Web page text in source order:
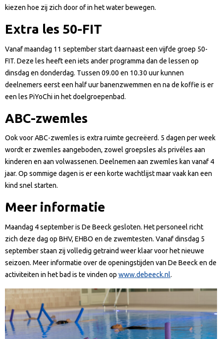
kiezen hoe zij zich door of in het water bewegen.
Extra les 50-FIT
Vanaf maandag 11 september start daarnaast een vijfde groep 50-
FIT. Deze les heeft een iets ander programma dan de lessen op
dinsdag en donderdag. Tussen 09.00 en 10.30 uur kunnen
deelnemers eerst een half uur banenzwemmen en na de koffie is er
een les PiYoChi in het doelgroepenbad.
ABC-zwemles
Ook voor ABC-zwemles is extra ruimte gecreëerd. 5 dagen per week
wordt er zwemles aangeboden, zowel groepsles als privéles aan
kinderen en aan volwassenen. Deelnemen aan zwemles kan vanaf 4
jaar. Op sommige dagen is er een korte wachtlijst maar vaak kan een
kind snel starten.
Meer informatie
Maandag 4 september is De Beeck gesloten. Het personeel richt
zich deze dag op BHV, EHBO en de zwemtesten. Vanaf dinsdag 5
september staan zij volledig getraind weer klaar voor het nieuwe
seizoen. Meer informatie over de openingstijden van De Beeck en de
activiteiten in het bad is te vinden op www.debeeck.nl.